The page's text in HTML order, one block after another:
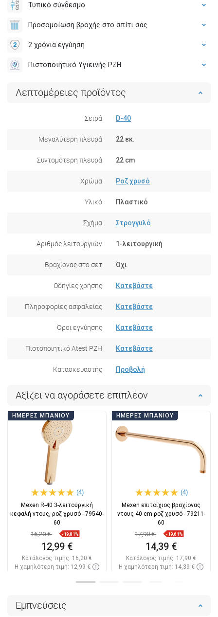
Τυπικό σύνδεσμο
Προσομοίωση βροχής στο σπίτι σας
2 χρόνια εγγύηση
Πιστοποιητικό Υγιεινής PZH
Λεπτομέρειες προϊόντος
Σειρά D-40
Μεγαλύτερη πλευρά 22 εκ.
Συντομότερη πλευρά 22 cm
Χρώμα Ροζ χρυσό
Υλικό Πλαστικό
Σχήμα Στρογγυλό
Αριθμός λειτουργιών 1-λειτουργική
Βραχίονας στο σετ Όχι
Οδηγίες χρήσης Κατεβάστε
Πληροφορίες ασφαλείας Κατεβάστε
Όροι εγγύησης Κατεβάστε
Πιστοποιητικό Atest PZH Κατεβάστε
Κατασκευαστής Προβολή
Αξίζει να αγοράσετε επιπλέον
ΗΜΈΡΕΣ ΜΠΆΝΙΟΥ
(4)
Mexen R-40 3-λειτουργική
κεφαλή ντους, ροζ χρυσό - 79540-
60
16,20 € -19,81%
12,99 €
Κατάλογος τιμής: 16,20 €
Η χαμηλότερη τιμή: 12,99 €
ΗΜΈΡΕΣ ΜΠΆΝΙΟΥ
(4)
Mexen επιτοίχιος βραχίονας
ντους 40 cm ροζ χρυσό - 79211-
60
17,90 € -19,61%
14,39 €
Κατάλογος τιμής: 17,90 €
Η χαμηλότερη τιμή: 14,39 €
Εμπνεύσεις